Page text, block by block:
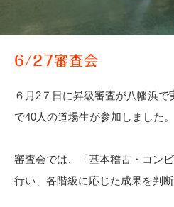
6/27審査会
６月2７日に昇級審査が八幡浜で
で40人の道場生が参加しました。
審査会では、「基本稽古・コン
行い、各階級に応じた成果を判